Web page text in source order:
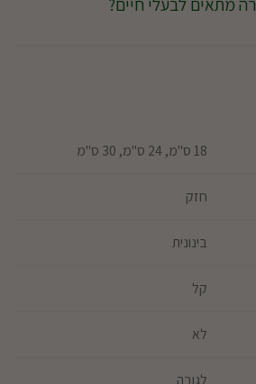
מתאים לבעלי חיים?
18 ס"מ, 24 ס"מ, 30 ס"מ
חזק
בינונית
קל
לא
לגובה